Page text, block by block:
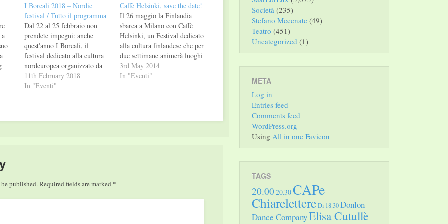
I Boreali 2018 – Nordic
festival / Tutto il programma
Dal 22 al 25 febbraio non
prendete impegni: anche
quest'anno I Boreali, il
festival dedicato alla cultura
nordeuropea organizzato da
Iperborea, torna per quattro
giorni al Teatro Franco
ospiti, tra gli altri, l'autrice…
11th February 2018
In "Eventi"
Caffè Helsinki, save the date!
Il 26 maggio la Finlandia
sbarca a Milano con Caffè
Helsinki, un Festival dedicato
alla cultura finlandese che per
due settimane animerà luoghi
conosciuti e sconosciuti della
città. Incontri su e con
3rd May 2014
In "Eventi"
published.Required fields are marked *
Società (235)
Stefano Mecenate (49)
Teatro (451)
Uncategorized (1)
META
Log in
Entries feed
Comments feed
WordPress.org
Using All in one Favicon
TAGS
20.00 20.30CAPe
ChiarelettereDi 18.30Donlon
Dance CompanyElisa Cutullè